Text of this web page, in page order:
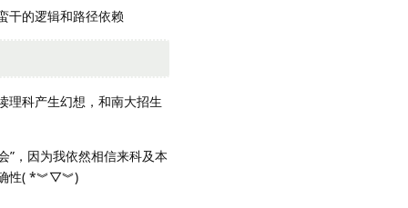
干的逻辑和路径依赖
理科产生幻想，和南大招生
”，因为我依然相信来科及本
性( *︾▽︾)